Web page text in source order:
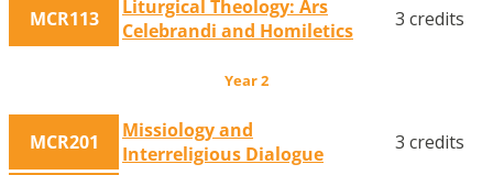
MCR113
Liturgical Theology: Ars
Celebrandi and Homiletics
3 credits
Year 2
MCR201
Missiology and
Interreligious Dialogue
3 credits